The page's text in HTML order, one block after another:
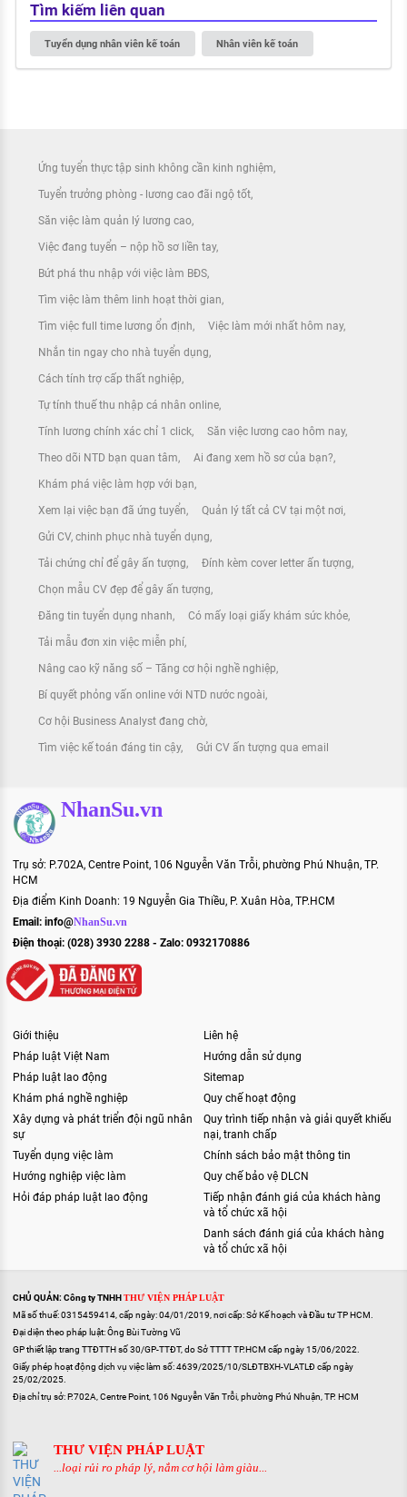
Tìm kiếm liên quan
Tuyển dụng nhân viên kế toán Nhân viên kế toán
Ứng tuyển thực tập sinh không cần kinh nghiệm
Tuyển trưởng phòng - lương cao đãi ngộ tốt
Săn việc làm quản lý lương cao
Việc đang tuyển – nộp hồ sơ liền tay
Bứt phá thu nhập với việc làm BĐS
Tìm việc làm thêm linh hoạt thời gian
Tìm việc full time lương ổn định Việc làm mới nhất hôm nay
Nhắn tin ngay cho nhà tuyển dụng
Cách tính trợ cấp thất nghiệp
Tự tính thuế thu nhập cá nhân online
Tính lương chính xác chỉ 1 click Săn việc lương cao hôm nay
Theo dõi NTD bạn quan tâm Ai đang xem hồ sơ của bạn?
Khám phá việc làm hợp với bạn
Xem lại việc bạn đã ứng tuyển Quản lý tất cả CV tại một nơi
Gửi CV, chinh phục nhà tuyển dụng
Tải chứng chỉ để gây ấn tượng Đính kèm cover letter ấn tượng
Chọn mẫu CV đẹp để gây ấn tượng
Đăng tin tuyển dụng nhanh Có mấy loại giấy khám sức khỏe
Tải mẫu đơn xin việc miễn phí
Nâng cao kỹ năng số – Tăng cơ hội nghề nghiệp
Bí quyết phỏng vấn online với NTD nước ngoài
Cơ hội Business Analyst đang chờ
Tìm việc kế toán đáng tin cậy Gửi CV ấn tượng qua email
NhanSu.vn
Trụ sở: P.702A, Centre Point, 106 Nguyễn Văn Trỗi, phường Phú Nhuận, TP.
HCM
Địa điểm Kinh Doanh: 19 Nguyễn Gia Thiều, P. Xuân Hòa, TP.HCM
Email: info@NhanSu.vn
Điện thoại: (028) 3930 2288 - Zalo: 0932170886
Giới thiệu
Pháp luật Việt Nam
Pháp luật lao động
Khám phá nghề nghiệp
Xây dựng và phát triển đội ngũ nhân
sự
Tuyển dụng việc làm
Hướng nghiệp việc làm
Hỏi đáp pháp luật lao động
Liên hệ
Hướng dẫn sử dụng
Sitemap
Quy chế hoạt động
Quy trình tiếp nhận và giải quyết khiếu
nại, tranh chấp
Chính sách bảo mật thông tin
Quy chế bảo vệ DLCN
Tiếp nhận đánh giá của khách hàng
và tổ chức xã hội
Danh sách đánh giá của khách hàng
và tổ chức xã hội
CHỦ QUẢN: Công ty TNHHTHƯ VIỆN PHÁP LUẬT
Mã số thuế: 0315459414, cấp ngày: 04/01/2019, nơi cấp: Sở Kế hoạch và Đầu tư TP HCM.
Đại diện theo pháp luật: Ông Bùi Tường Vũ
GP thiết lập trang TTĐTTH số 30/GP-TTĐT, do Sở TTTT TP.HCM cấp ngày 15/06/2022.
Giấy phép hoạt động dịch vụ việc làm số: 4639/2025/10/SLĐTBXH-VLATLĐ cấp ngày
25/02/2025.
Địa chỉ trụ sở: P.702A, Centre Point, 106 Nguyễn Văn Trỗi, phường Phú Nhuận, TP. HCM
THƯ VIỆN PHÁP LUẬT
...loại rủi ro pháp lý, nắm cơ hội làm giàu...